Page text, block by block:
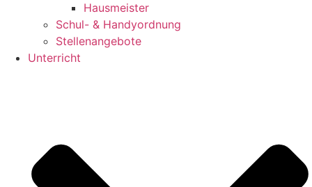
Hausmeister
Schul- & Handyordnung
Stellenangebote
Unterricht